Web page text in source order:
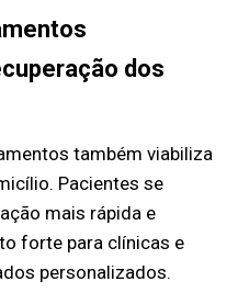
dos
também viabiliza
Pacientes se
mais rápida e
forte para clínicas e
personalizados.